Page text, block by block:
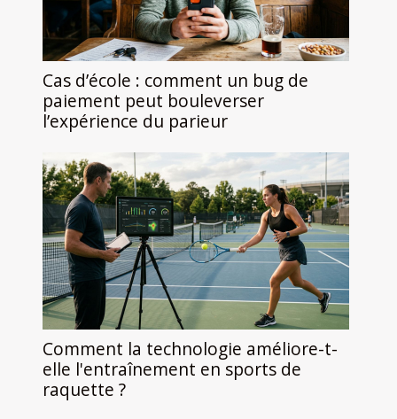
Cas d’école : comment un bug de
paiement peut bouleverser
l’expérience du parieur
Comment la technologie améliore-t-
elle l'entraînement en sports de
raquette ?